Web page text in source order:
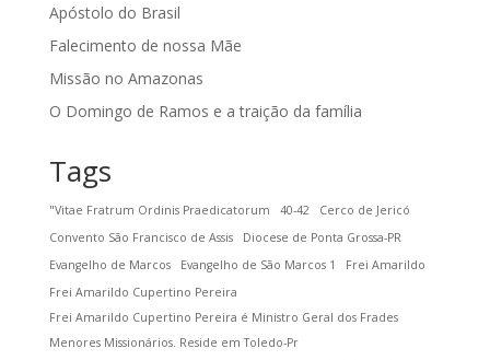
Apóstolo do Brasil
Falecimento de nossa Mãe
Missão no Amazonas
O Domingo de Ramos e a traição da família
Tags
"Vitae Fratrum Ordinis Praedicatorum 40-42
Cerco de Jericó
Convento São Francisco de Assis
Diocese de Ponta Grossa-PR
Evangelho de Marcos
Evangelho de São Marcos 1
Frei Amarildo
Frei Amarildo Cupertino Pereira
Frei Amarildo Cupertino Pereira é Ministro Geral dos Frades
Menores Missionários. Reside em Toledo-Pr